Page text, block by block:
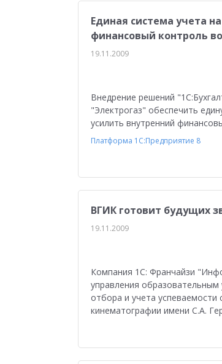
Единая система учета
финансовый контроль
19.11.2009
Внедрение решений
"Электрогаз" обеспечить
усилить внутренний
Платформа 1С:Предприятие 8
ВГИК готовит будущих
19.11.2009
Компания 1С: Франчайзи
управления
отбора и учета успеваемости
кинематографии имени С.А.